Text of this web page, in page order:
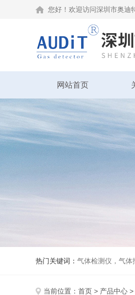
您好！欢迎访问深圳市奥迪
网站首页
热门关键词： 气体检测仪，气体
当前位置： 首页 > 产品中心 >